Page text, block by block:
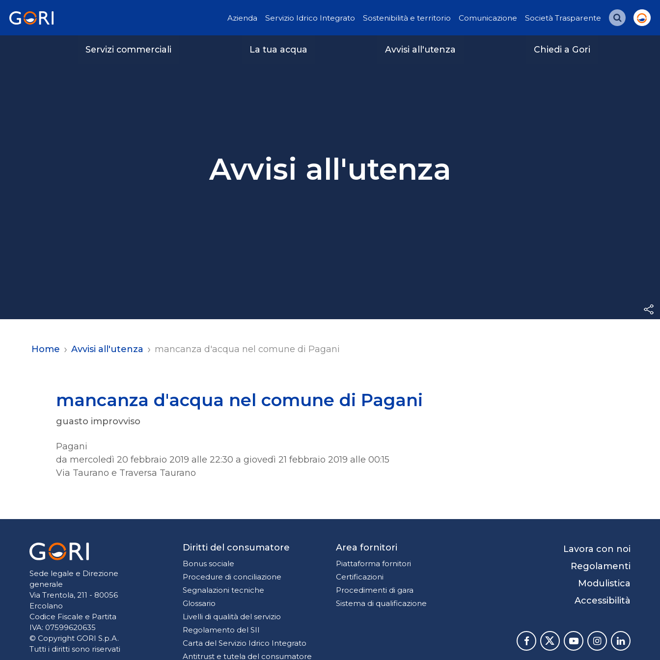
Azienda Servizio Idrico Integrato Sostenibilità e territorio Comunicazione Società Trasparente Cerca
Servizi commerciali La tua acqua Avvisi all'utenza Chiedi a Gori
Avvisi all'utenza
Home Avvisi all'utenza mancanza d'acqua nel comune di Pagani
mancanza d'acqua nel comune di Pagani
guasto improvviso
Pagani
da mercoledì 20 febbraio 2019 alle 22:30 a giovedì 21 febbraio 2019 alle 00:15
Via Taurano e Traversa Taurano
Sede legale e Direzione
generale
Via Trentola, 211 - 80056
Ercolano
Codice Fiscale e Partita
IVA: 07599620635
© Copyright GORI S.p.A.
Tutti i diritti sono riservati
Diritti del consumatore
Bonus sociale
Procedure di conciliazione
Segnalazioni tecniche
Glossario
Livelli di qualità del servizio
Regolamento del SII
Carta del Servizio Idrico Integrato
Antitrust e tutela del consumatore
Area fornitori
Piattaforma fornitori
Certificazioni
Procedimenti di gara
Sistema di qualificazione
Lavora con noi
Regolamenti
Modulistica
Accessibilità